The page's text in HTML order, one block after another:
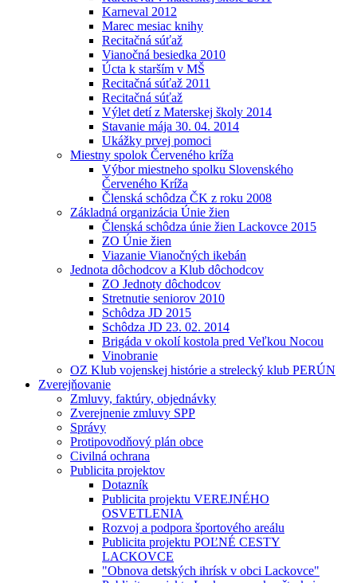
Karneval 2012
Marec mesiac knihy
Recitačná súťaž
Vianočná besiedka 2010
Úcta k starším v MŠ
Recitačná súťaž 2011
Recitačná súťaž
Výlet detí z Materskej školy 2014
Stavanie mája 30. 04. 2014
Ukážky prvej pomoci
Miestny spolok Červeného kríža
Výbor miestneho spolku Slovenského
Červeného Kríža
Členská schôdza ČK z roku 2008
Základná organizácia Únie žien
Členská schôdza únie žien Lackovce 2015
ZO Únie žien
Viazanie Vianočných ikebán
Jednota dôchodcov a Klub dôchodcov
ZO Jednoty dôchodcov
Stretnutie seniorov 2010
Schôdza JD 2015
Schôdza JD 23. 02. 2014
Brigáda v okolí kostola pred Veľkou Nocou
Vinobranie
OZ Klub vojenskej histórie a strelecký klub PERÚN
Zverejňovanie
Zmluvy, faktúry, objednávky
Zverejnenie zmluvy SPP
Správy
Protipovodňový plán obce
Civilná ochrana
Publicita projektov
Dotazník
Publicita projektu VEREJNÉHO
OSVETLENIA
Rozvoj a podpora športového areálu
Publicita projektu POĽNÉ CESTY
LACKOVCE
"Obnova detských ihrísk v obci Lackovce"